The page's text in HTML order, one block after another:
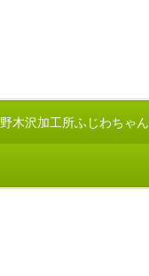
野木沢加工所ふじわちゃん